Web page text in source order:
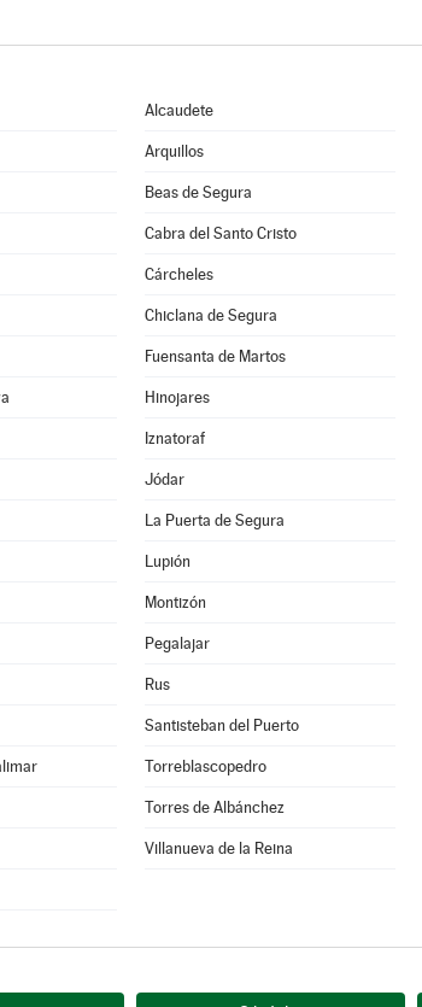
Alcaudete
Arquillos
Beas de Segura
Cabra del Santo Cristo
Cárcheles
Chiclana de Segura
Fuensanta de Martos
Hinojares
Iznatoraf
Jódar
La Puerta de Segura
Lupión
Montizón
Pegalajar
Rus
Santisteban del Puerto
Torreblascopedro
Torres de Albánchez
Villanueva de la Reina